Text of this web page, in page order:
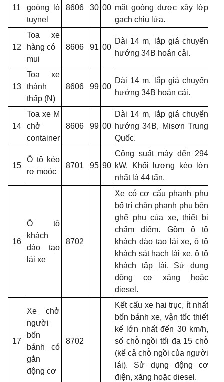
11
goòng lò
tuynel
8606 30 00 mặt goòng được xây lớp
gạch chịu lửa.
12
Toa xe
hàng có
mui
8606 91 00
Dài 14 m, lắp giá chuyển
hướng 34B hoán cải.
13
Toa xe
thành
thấp (N)
8606 99 00
Dài 14 m, lắp giá chuyển
hướng 34B hoán cải.
14
Toa xe M
chở
container
8606 99 00
Dài 14 m, lắp giá chuyển
hướng 34B, Misơn Trung
Quốc.
15
Ô tô kéo
rơ moóc
8701 95 90
Công suất máy đến 294
kW. Khối lượng kéo lớn
nhất là 44 tấn.
16
Ô tô
khách
đào tạo
lái xe
8702
Xe có cơ cấu phanh phụ
bố trí chân phanh phụ bên
ghế phụ của xe, thiết bị
chấm điểm. Gồm ô tô
khách đào tạo lái xe, ô tô
khách sát hạch lái xe, ô tô
khách tập lái. Sử dụng
động cơ xăng hoặc
diesel.
17
Xe chở
người
bốn
bánh có
gắn
động cơ
8702
Kết cấu xe hai trục, ít nhất
bốn bánh xe, vận tốc thiết
kế lớn nhất đến 30 km/h,
số chỗ ngồi tối đa 15 chỗ
(kể cả chỗ ngồi của người
lái). Sử dụng động cơ
điện, xăng hoặc diesel.